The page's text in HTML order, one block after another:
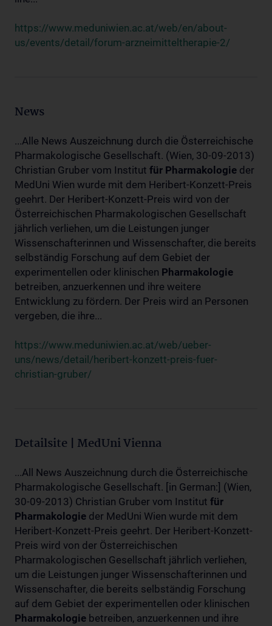
https://www.meduniwien.ac.at/web/en/about-
us/events/detail/forum-arzneimitteltherapie-2/
News
...Alle News Auszeichnung durch die Österreichische
Pharmakologische Gesellschaft. (Wien, 30-09-2013)
Christian Gruber vom Institut für Pharmakologie der
MedUni Wien wurde mit dem Heribert-Konzett-Preis
geehrt. Der Heribert-Konzett-Preis wird von der
Österreichischen Pharmakologischen Gesellschaft
jährlich verliehen, um die Leistungen junger
Wissenschafterinnen und Wissenschafter, die bereits
selbständig Forschung auf dem Gebiet der
experimentellen oder klinischen Pharmakologie
betreiben, anzuerkennen und ihre weitere
Entwicklung zu fördern. Der Preis wird an Personen
vergeben, die ihre...
https://www.meduniwien.ac.at/web/ueber-
uns/news/detail/heribert-konzett-preis-fuer-
christian-gruber/
Detailsite | MedUni Vienna
...All News Auszeichnung durch die Österreichische
Pharmakologische Gesellschaft. [in German:] (Wien,
30-09-2013) Christian Gruber vom Institut für
Pharmakologie der MedUni Wien wurde mit dem
Heribert-Konzett-Preis geehrt. Der Heribert-Konzett-
Preis wird von der Österreichischen
Pharmakologischen Gesellschaft jährlich verliehen,
um die Leistungen junger Wissenschafterinnen und
Wissenschafter, die bereits selbständig Forschung
auf dem Gebiet der experimentellen oder klinischen
Pharmakologie betreiben, anzuerkennen und ihre